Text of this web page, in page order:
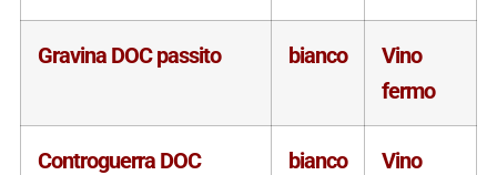
Gravina DOC passito bianco
Vino
fermo
Controguerra DOC
bianco
Vino